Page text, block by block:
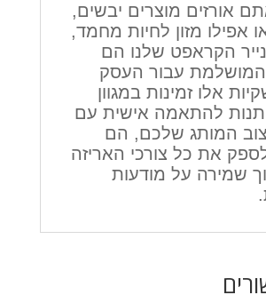
אורזים מוצרים יבשים,
אפילו מזון לחיות מחמד,
הקראפט שלנו הם
עבור העסק
אלו זמינות במגוון
להתאמה אישית עם
המותג שלכם, הם
את כל צורכי האריזה
שמירה על מודעות